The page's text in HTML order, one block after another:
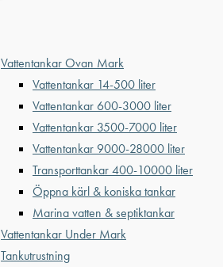
Vattentankar Ovan Mark
Vattentankar 14-500 liter
Vattentankar 600-3000 liter
Vattentankar 3500-7000 liter
Vattentankar 9000-28000 liter
Transporttankar 400-10000 liter
Öppna kärl & koniska tankar
Marina vatten & septiktankar
Vattentankar Under Mark
Tankutrustning